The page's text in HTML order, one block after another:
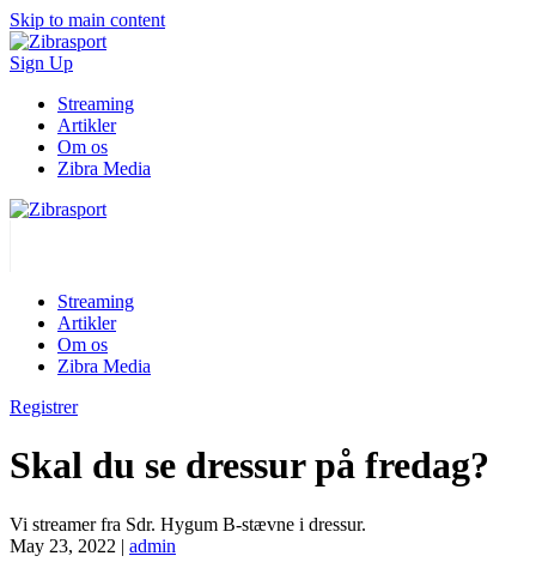
Skip to main content
Sign Up
Streaming
Artikler
Om os
Zibra Media
Streaming
Artikler
Om os
Zibra Media
Registrer
Skal du se dressur på fredag?
Vi streamer fra Sdr. Hygum B-stævne i dressur.
May 23, 2022 | admin